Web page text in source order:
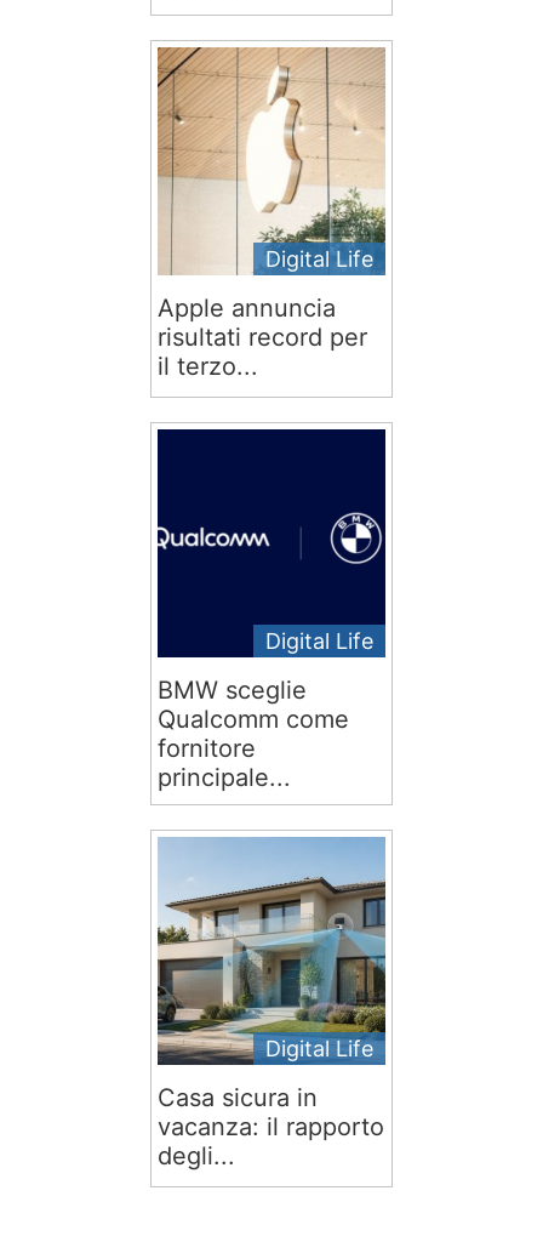
Digital Life
Apple annuncia
risultati record per
il terzo...
Digital Life
BMW sceglie
Qualcomm come
fornitore
principale...
Digital Life
Casa sicura in
vacanza: il rapporto
degli...